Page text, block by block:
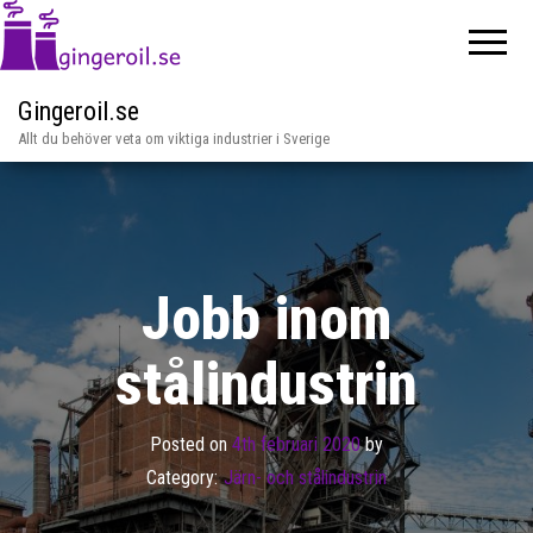
Gingeroil.se
Allt du behöver veta om viktiga industrier i Sverige
Jobb inom
stålindustrin
Posted on 4th februari 2020by
Category: Järn- och stålindustrin